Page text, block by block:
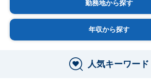
勤務地から探す
年収から探す
人気キーワード